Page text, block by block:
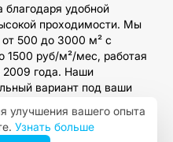
благодаря удобной
проходимости. Мы
500 до 3000 м² с
1500 руб/м²/мес, работая
2009 года. Наши
вариант под ваши
полное
Оставьте заявку на
консультацию и
улучшения вашего опыта
Узнать больше